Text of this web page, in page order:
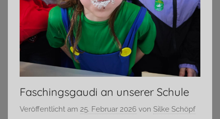
Faschingsgaudi an unserer Schule
Veröffentlicht am 25. Februar 2026 von Silke Schöpf